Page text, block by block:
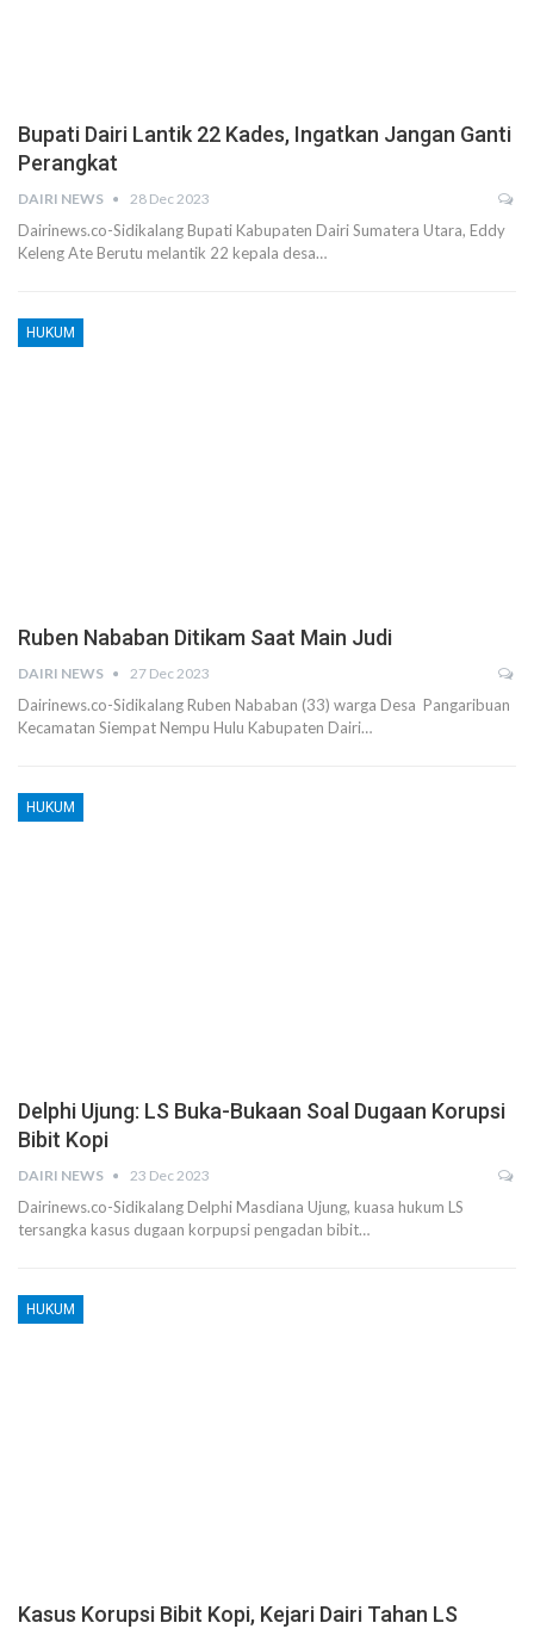
Bupati Dairi Lantik 22 Kades, Ingatkan Jangan Ganti
Perangkat
DAIRI NEWS 28 Dec 2023
Dairinews.co-Sidikalang Bupati Kabupaten Dairi Sumatera Utara, Eddy
Keleng Ate Berutu melantik 22 kepala desa…
HUKUM
Ruben Nababan Ditikam Saat Main Judi
DAIRI NEWS 27 Dec 2023
Dairinews.co-Sidikalang Ruben Nababan (33) warga Desa Pangaribuan
Kecamatan Siempat Nempu Hulu Kabupaten Dairi…
HUKUM
Delphi Ujung: LS Buka-Bukaan Soal Dugaan Korupsi
Bibit Kopi
DAIRI NEWS 23 Dec 2023
Dairinews.co-Sidikalang Delphi Masdiana Ujung, kuasa hukum LS
tersangka kasus dugaan korpupsi pengadan bibit…
HUKUM
Kasus Korupsi Bibit Kopi, Kejari Dairi Tahan LS